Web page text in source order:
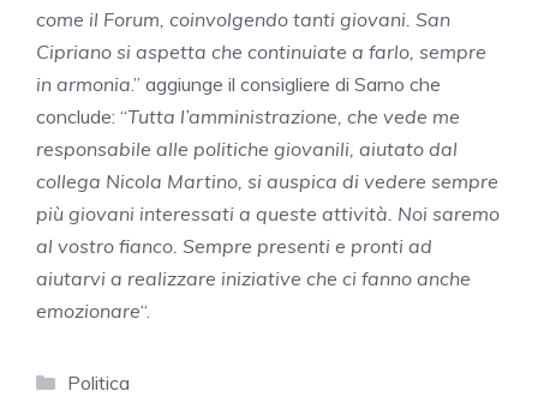
come il Forum, coinvolgendo tanti giovani. San
Cipriano si aspetta che continuiate a farlo, sempre
in armonia.” aggiunge il consigliere di Sarno che
conclude: “Tutta l’amministrazione, che vede me
responsabile alle politiche giovanili, aiutato dal
collega Nicola Martino, si auspica di vedere sempre
più giovani interessati a queste attività. Noi saremo
al vostro fianco. Sempre presenti e pronti ad
aiutarvi a realizzare iniziative che ci fanno anche
emozionare“.
Categorie
Politica